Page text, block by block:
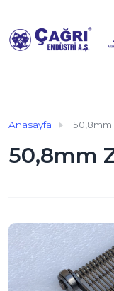
Anasayfa 50,8mm
50,8mm